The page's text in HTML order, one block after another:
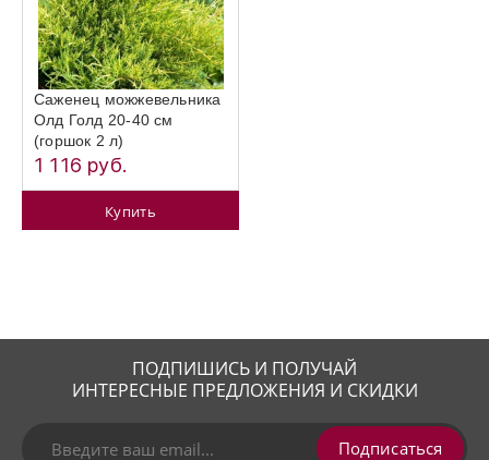
Саженец можжевельника
Олд Голд 20-40 см
(горшок 2 л)
1 116 руб.
Купить
ПОДПИШИСЬ И ПОЛУЧАЙ
ИНТЕРЕСНЫЕ ПРЕДЛОЖЕНИЯ И СКИДКИ
Подписаться